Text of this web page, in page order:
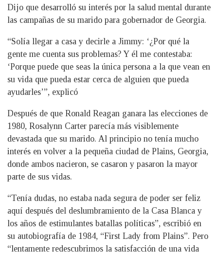
Dijo que desarrolló su interés por la salud mental durante
las campañas de su marido para gobernador de Georgia.
“Solía llegar a casa y decirle a Jimmy: ‘¿Por qué la
gente me cuenta sus problemas? Y él me contestaba:
‘Porque puede que seas la única persona a la que vean en
su vida que pueda estar cerca de alguien que pueda
ayudarles’”, explicó
Después de que Ronald Reagan ganara las elecciones de
1980, Rosalynn Carter parecía más visiblemente
devastada que su marido. Al principio no tenía mucho
interés en volver a la pequeña ciudad de Plains, Georgia,
donde ambos nacieron, se casaron y pasaron la mayor
parte de sus vidas.
“Tenía dudas, no estaba nada segura de poder ser feliz
aquí después del deslumbramiento de la Casa Blanca y
los años de estimulantes batallas políticas”, escribió en
su autobiografía de 1984, “First Lady from Plains”. Pero
“lentamente redescubrimos la satisfacción de una vida